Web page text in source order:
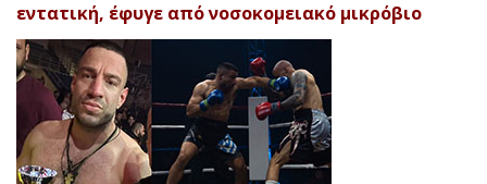
εντατική, έφυγε από νοσοκομειακό μικρόβιο